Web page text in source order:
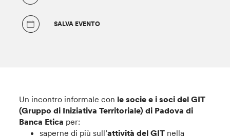
SALVA EVENTO
Un incontro informale con le socie e i soci del GIT
(Gruppo di Iniziativa Territoriale) di Padova di
Banca Etica per:
saperne di più sull’attività del GIT nella